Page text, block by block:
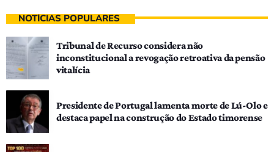
NOTÍCIAS POPULARES
Tribunal de Recurso considera não
inconstitucional a revogação retroativa da pensão
vitalícia
Presidente de Portugal lamenta morte de Lú-Olo e
destaca papel na construção do Estado timorense